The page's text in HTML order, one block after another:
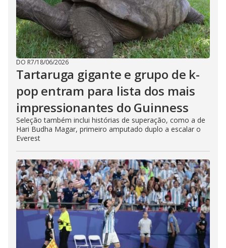
DO R7/18/06/2026
Tartaruga gigante e grupo de k-
pop entram para lista dos mais
impressionantes do Guinness
Seleção também inclui histórias de superação, como a de
Hari Budha Magar, primeiro amputado duplo a escalar o
Everest